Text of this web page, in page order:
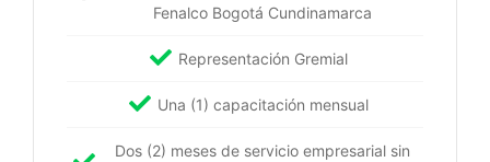
Fenalco Bogotá Cundinamarca
Representación Gremial
Una (1) capacitación mensual
Dos (2) meses de servicio empresarial sin